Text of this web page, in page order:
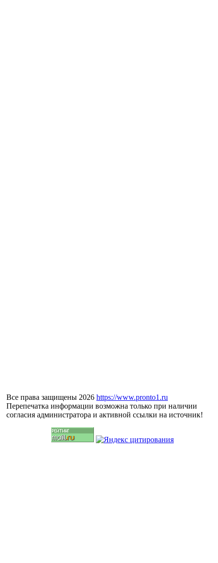
Все права защищены 2026 https://www.pronto1.ru
Перепечатка информации возможна только при наличии
согласия администратора и активной ссылки на источник!